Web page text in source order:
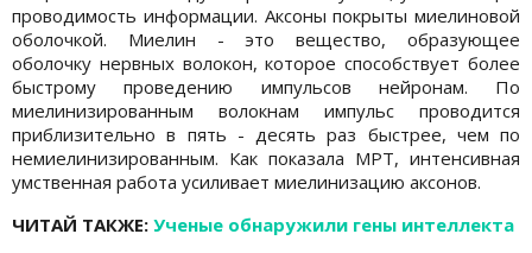
проводимость информации. Аксоны покрыты миелиновой
оболочкой. Миелин - это вещество, образующее
оболочку нервных волокон, которое способствует более
быстрому проведению импульсов нейронам. По
миелинизированным волокнам импульс проводится
приблизительно в пять - десять раз быстрее, чем по
немиелинизированным. Как показала МРТ, интенсивная
умственная работа усиливает миелинизацию аксонов.
ЧИТАЙ ТАКЖЕ: Ученые обнаружили гены интеллекта